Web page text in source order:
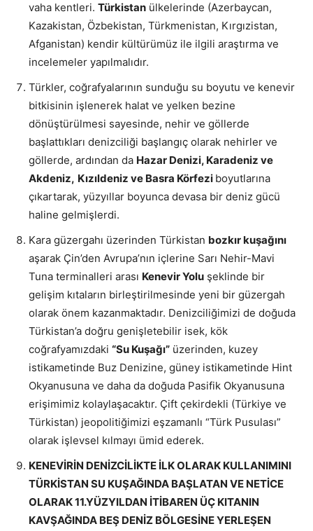
vaha kentleri. Türkistan ülkelerinde (Azerbaycan,
Kazakistan, Özbekistan, Türkmenistan, Kırgızistan,
Afganistan) kendir kültürümüz ile ilgili araştırma ve
incelemeler yapılmalıdır.
Türkler, coğrafyalarının sunduğu su boyutu ve kenevir
bitkisinin işlenerek halat ve yelken bezine
dönüştürülmesi sayesinde, nehir ve göllerde
başlattıkları denizciliği başlangıç olarak nehirler ve
göllerde, ardından da Hazar Denizi, Karadeniz ve
Akdeniz, Kızıldeniz ve Basra Körfezi boyutlarına
çıkartarak, yüzyıllar boyunca devasa bir deniz gücü
haline gelmişlerdi.
Kara güzergahı üzerinden Türkistan bozkır kuşağını
aşarak Çin’den Avrupa’nın içlerine Sarı Nehir-Mavi
Tuna terminalleri arası Kenevir Yolu şeklinde bir
gelişim kıtaların birleştirilmesinde yeni bir güzergah
olarak önem kazanmaktadır. Denizciliğimizi de doğuda
Türkistan’a doğru genişletebilir isek, kök
coğrafyamızdaki “Su Kuşağı” üzerinden, kuzey
istikametinde Buz Denizine, güney istikametinde Hint
Okyanusuna ve daha da doğuda Pasifik Okyanusuna
erişimimiz kolaylaşacaktır. Çift çekirdekli (Türkiye ve
Türkistan) jeopolitiğimizi eşzamanlı “Türk Pusulası”
olarak işlevsel kılmayı ümid ederek.
KENEVİRİN DENİZCİLİKTE İLK OLARAK KULLANIMINI
TÜRKİSTAN SU KUŞAĞINDA BAŞLATAN VE NETİCE
OLARAK 11.YÜZYILDAN İTİBAREN ÜÇ KITANIN
KAVŞAĞINDA BEŞ DENİZ BÖLGESİNE YERLEŞEN